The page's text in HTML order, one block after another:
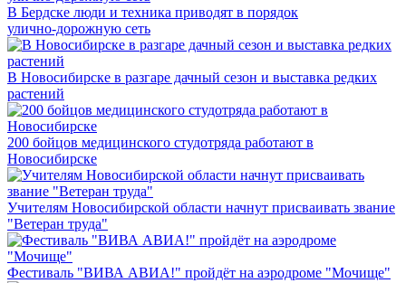
В Бердске люди и техника приводят в порядок
улично‑дорожную сеть
В Новосибирске в разгаре дачный сезон и выставка редких
растений
200 бойцов медицинского студотряда работают в
Новосибирске
Учителям Новосибирской области начнут присваивать звание
"Ветеран труда"
Фестиваль "ВИВА АВИА!" пройдёт на аэродроме "Мочище"